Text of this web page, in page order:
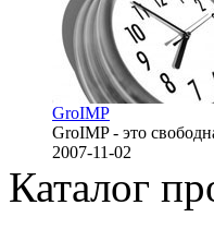
GroIMP
GroIMP - это
2007-11-02
Каталог